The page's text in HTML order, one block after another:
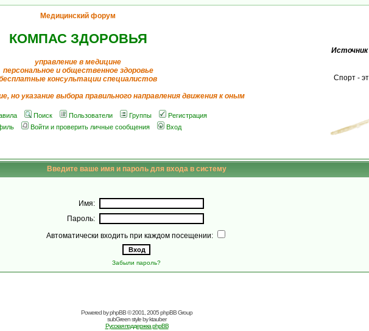
Медицинский форум
КОМПАС ЗДОРОВЬЯ
управление в медицине
персональное и общественное здоровье
консультации специалистов
но указание выбора правильного направления движения к оным
Поиск Пользователи Группы
Регистрация
Войти и проверить личные сообщения Вход
Источник
Спорт -
Введите ваше имя и пароль для входа в систему
Имя:
Пароль:
Автоматически входить при каждом посещении:
Забыли пароль?
Powered byphpBB© 2001, 2005 phpBB Group
subGreen style byktauber
Русская поддержка phpBB